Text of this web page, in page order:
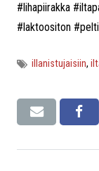
#lihapiirakka
#laktoositon
illanistujaisiin,